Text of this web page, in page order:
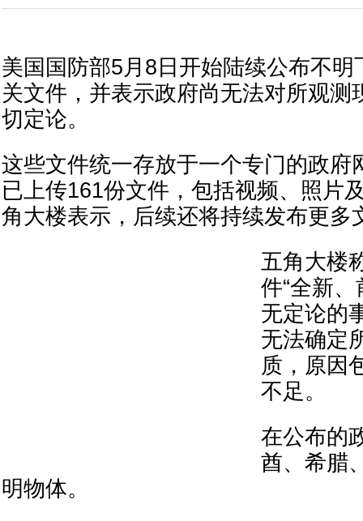
美国国防部5月8日开始陆续公布不
关文件，并表示政府尚无法对所观测
切定论。
这些文件统一存放于一个专门的政府
已上传161份文件，包括视频、照片
角大楼表示，后续还将持续发布更多
五角大楼
件“全新、
无定论的
无法确定
质，原因
不足。
在公布的
酋、希腊
明物体。